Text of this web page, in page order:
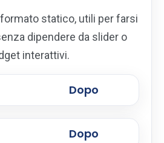
statico, utili per farsi
dipendere da slider o
interattivi.
Dopo
Dopo